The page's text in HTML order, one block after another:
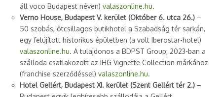
áll voco Budapest néven) valaszonline.hu.
Verno House, Budapest V. kerület (Október 6. utca 26.) –
50 szobás, ötcsillagos butikhotel a Szabadság tér sarkán,
egy felújított historikus épületben (a volt Iberostar-hotel)
valaszonline.hu. A tulajdonos a BDPST Group; 2023-ban a
szálloda csatlakozott az IHG Vignette Collection márkához
(franchise szerződéssel) valaszonline.hu.
Hotel Gellért, Budapest XI. kerület (Szent Gellért tér 2.) –